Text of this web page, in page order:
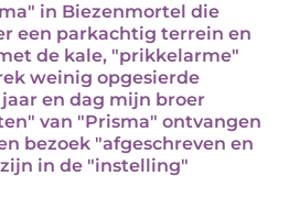
in Biezenmortel die
een parkachtig terrein en
de kale, "prikkelarme"
weinig opgesierde
en dag mijn broer
van "Prisma" ontvangen
bezoek "afgeschreven en
in de "instelling"